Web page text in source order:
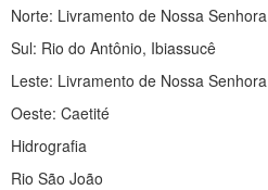
Norte: Livramento de Nossa Senhora
Sul: Rio do Antônio, Ibiassucê
Leste: Livramento de Nossa Senhora
Oeste: Caetité
Hidrografia
Rio São João